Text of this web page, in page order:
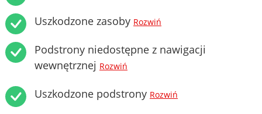
Uszkodzone zasoby Rozwiń
Podstrony niedostępne z nawigacji
wewnętrznej Rozwiń
Uszkodzone podstrony Rozwiń